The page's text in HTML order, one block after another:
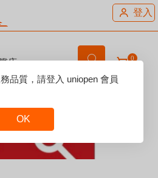
登入
店 0
品質，請登入 uniopen 會員
OK